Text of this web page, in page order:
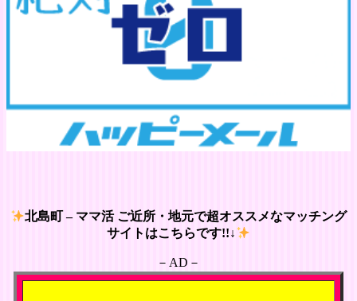
北島町 – ママ活 ご近所・地元で超オススメなマッチング
サイトはこちらです!!↓
－AD－